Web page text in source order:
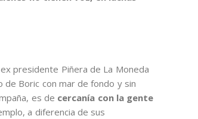
presidente Piñera de La Moneda
Boric con mar de fondo y sin
es de cercanía con la gente
a diferencia de sus